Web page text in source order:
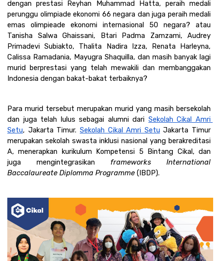
dengan prestasi Reyhan Muhammad Hatta, peraih medali
perunggu olimpiade ekonomi 66 negara dan juga peraih medali
emas olimpieade ekonomi internasional 50 negara? atau
Tanisha Salwa Ghaissani, Btari Padma Zamzami, Audrey
Primadevi Subiakto, Thalita Nadira Izza, Renata Harleyna,
Calissa Ramadania, Mayugra Shaquilla, dan masih banyak lagi
murid berprestasi yang telah mewakili dan membanggakan
Indonesia dengan bakat-bakat terbaiknya?
Para murid tersebut merupakan murid yang masih bersekolah
dan juga telah lulus sebagai alumni dari Sekolah Cikal Amri
Setu, Jakarta Timur. Sekolah Cikal Amri Setu Jakarta Timur
merupakan sekolah swasta inklusi nasional yang berakreditasi
A, menerapkan kurikulum Kompetensi 5 Bintang Cikal, dan
juga mengintegrasikan frameworks International
Baccalaureate Diplomma Programme (IBDP).